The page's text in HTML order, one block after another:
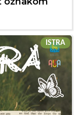
ISTRA